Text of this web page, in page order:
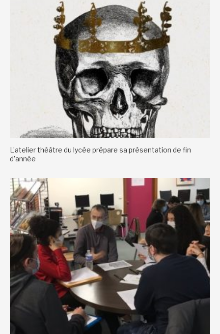
L’atelier théâtre du lycée prépare sa présentation de fin
d’année